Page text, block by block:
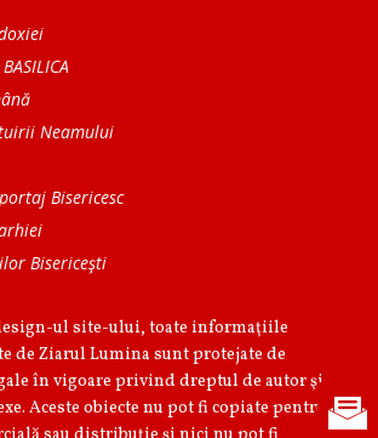
Neamului
Bisericesc
Bisericeşti
ul site-ului, toate informaţiile
de Ziarul Lumina sunt protejate de
în vigoare privind dreptul de autor şi
Aceste obiecte nu pot fi copiate pentru